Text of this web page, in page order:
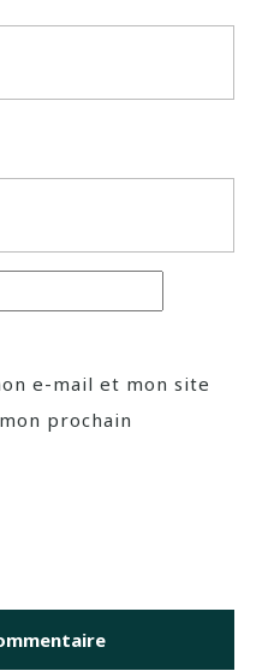
e-mail et mon site
prochain